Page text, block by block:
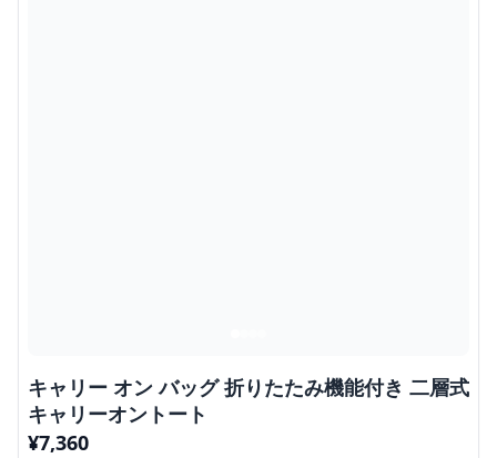
キャリー オン バッグ 折りたたみ機能付き 二層式
キャリーオントート
¥7,360